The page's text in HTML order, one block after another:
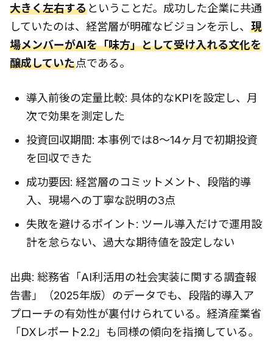
大きく左右するということだ。成功した企業に共通
していたのは、経営層が明確なビジョンを示し、 現
場メンバーがAIを「味方」として受け入れる文化を
醸成していた点である。
導入前後の定量比較: 具体的なKPIを設定し、月
次で効果を測定した
投資回収期間: 本事例では8〜14ヶ月で初期投資
を回収できた
成功要因: 経営層のコミットメント、段階的導
入、現場への丁寧な説明の3点
失敗を避けるポイント: ツール導入だけで運用設
計を怠らない、過大な期待値を設定しない
出典: 総務省「AI利活用の社会実装に関する調査報
告書」（2025年版）のデータでも、段階的導入ア
プローチの有効性が裏付けられている。経済産業省
「DXレポート2.2」も同様の傾向を指摘している。